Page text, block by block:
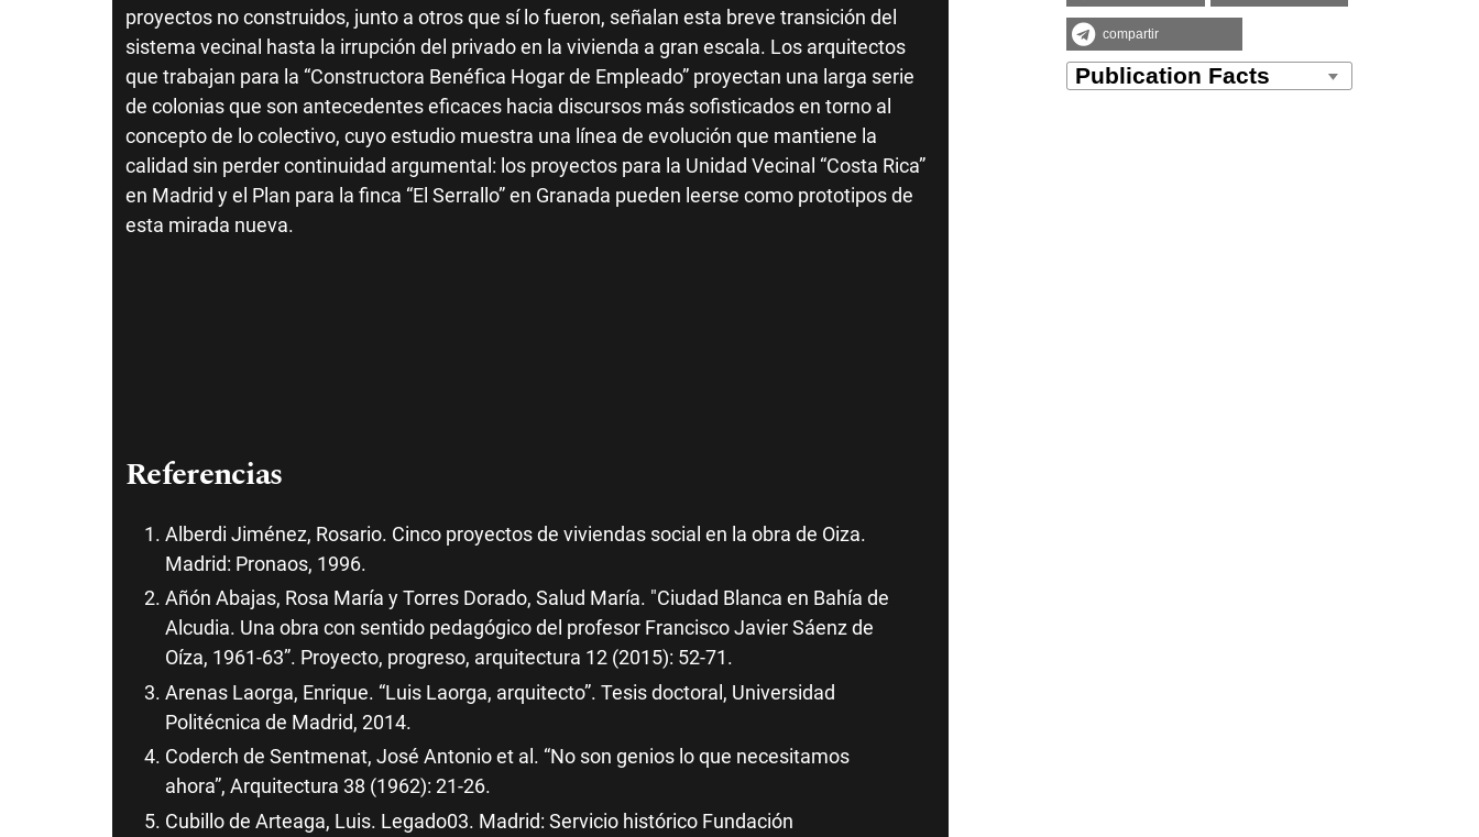
proyectos no construidos, junto a otros que sí lo fueron, señalan esta breve transición del
sistema vecinal hasta la irrupción del privado en la vivienda a gran escala. Los arquitectos
que trabajan para la “Constructora Benéfica Hogar de Empleado” proyectan una larga serie
de colonias que son antecedentes eficaces hacia discursos más sofisticados en torno al
concepto de lo colectivo, cuyo estudio muestra una línea de evolución que mantiene la
calidad sin perder continuidad argumental: los proyectos para la Unidad Vecinal “Costa Rica”
en Madrid y el Plan para la finca “El Serrallo” en Granada pueden leerse como prototipos de
esta mirada nueva.
Referencias
Alberdi Jiménez, Rosario. Cinco proyectos de viviendas social en la obra de Oiza.
Madrid: Pronaos, 1996.
Añón Abajas, Rosa María y Torres Dorado, Salud María. "Ciudad Blanca en Bahía de
Alcudia. Una obra con sentido pedagógico del profesor Francisco Javier Sáenz de
Oíza, 1961-63”. Proyecto, progreso, arquitectura 12 (2015): 52-71.
Arenas Laorga, Enrique. “Luis Laorga, arquitecto”. Tesis doctoral, Universidad
Politécnica de Madrid, 2014.
Coderch de Sentmenat, José Antonio et al. “No son genios lo que necesitamos
ahora”, Arquitectura 38 (1962): 21-26.
Cubillo de Arteaga, Luis. Legado03. Madrid: Servicio histórico Fundación
compartir